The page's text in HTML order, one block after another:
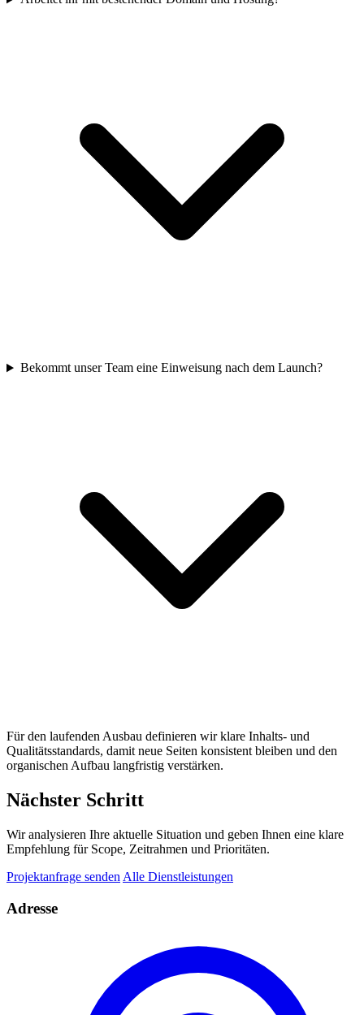
Bekommt unser Team eine Einweisung nach dem Launch?
Für den laufenden Ausbau definieren wir klare Inhalts- und
Qualitätsstandards, damit neue Seiten konsistent bleiben und den
organischen Aufbau langfristig verstärken.
Nächster Schritt
Wir analysieren Ihre aktuelle Situation und geben Ihnen eine klare
Empfehlung für Scope, Zeitrahmen und Prioritäten.
Projektanfrage senden Alle Dienstleistungen
Adresse